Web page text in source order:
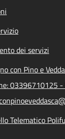
dei servizi
con Pino e
03396710125 -
Telematico